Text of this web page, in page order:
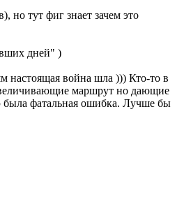
но тут фиг знает зачем это
дней" )
настоящая война шла ))) Кто-то в
маршрут но дающие
была фатальная ошибка. Лучше бы